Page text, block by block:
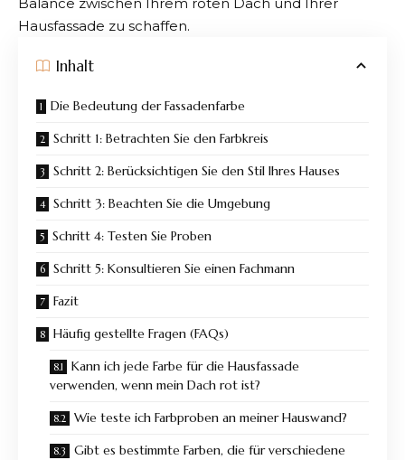
Hausfassade zu schaffen.
Inhalt
Die Bedeutung der Fassadenfarbe
Schritt 1: Betrachten Sie den Farbkreis
Schritt 2: Berücksichtigen Sie den Stil Ihres Hauses
Schritt 3: Beachten Sie die Umgebung
Schritt 4: Testen Sie Proben
Schritt 5: Konsultieren Sie einen Fachmann
Fazit
Häufig gestellte Fragen (FAQs)
Kann ich jede Farbe für die Hausfassade
verwenden, wenn mein Dach rot ist?
Wie teste ich Farbproben an meiner Hauswand?
Gibt es bestimmte Farben, die für verschiedene